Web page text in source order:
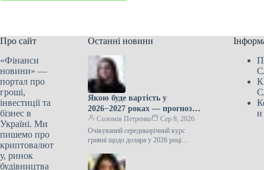
Про сайт
«Фінанси
новини» —
портал про
гроші,
інвестиції та
бізнес в
Україні. Ми
пишемо про
криптовалют
у, ринок
будівництва
Останні новини
Якою буде вартість у
2026−2027 роках — прогноз
ЦЕССоломія Петренко
Сер 8, 2026
Очікуваний середньорічний курс
гривні щодо долара у 2026 році
2026−2027 років спостерігатиметься
подальше зростання курсу…
и